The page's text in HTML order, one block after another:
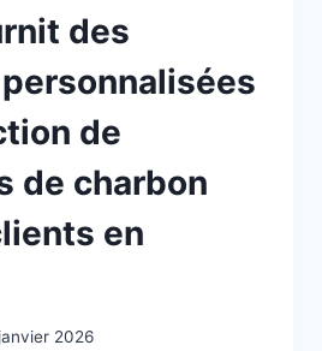
des
de
de charbon
en
2026